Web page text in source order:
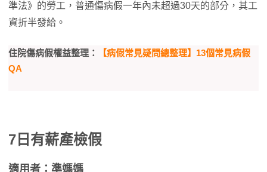
準法》的勞工，普通傷病假一年內未超過30天的部分，其工
資折半發給。
住院傷病假權益整理：
【病假常見疑問總整理】13個常見病假
QA
7日有薪產檢假
適用者：準媽媽